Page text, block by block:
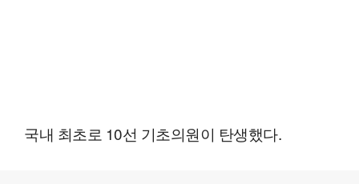
국내 최초로 10선 기초의원이 탄생했다.